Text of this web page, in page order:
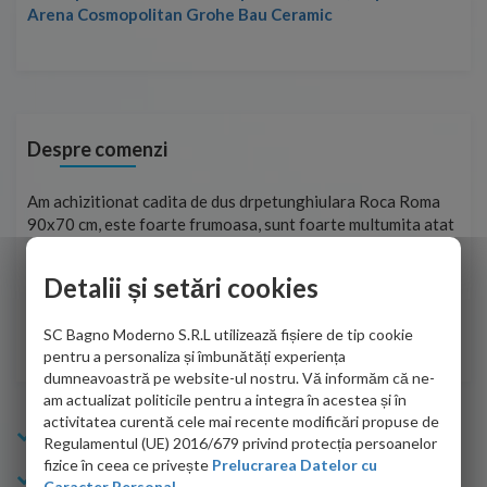
Arena Cosmopolitan Grohe Bau Ceramic
Despre comenzi
Am achizitionat cadita de dus drpetunghiulara Roca Roma
90x70 cm, este foarte frumoasa, sunt foarte multumita atat
de personalul firmei dvs. cu care am colaborat in obtinerea
adus coletul in siguranta.Numai bine, va doresc!
Sofrone Viviana -28.07.2026
Info Bagno
Cumparaturi
Detalii și setări cookies
SC Bagno Moderno S.R.L utilizează fișiere de tip cookie
pentru a personaliza și îmbunătăți experiența
dumneavoastră pe website-ul nostru. Vă informăm că ne-
am actualizat politicile pentru a integra în acestea și în
activitatea curentă cele mai recente modificări propuse de
Regulamentul (UE) 2016/679 privind protecția persoanelor
fizice în ceea ce privește Prelucrarea Datelor cu